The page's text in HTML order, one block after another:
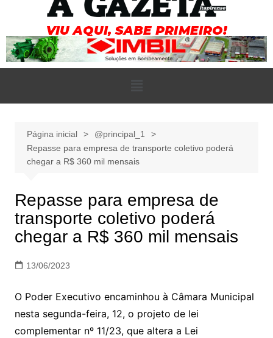
Página inicial
@principal_1
Repasse para empresa de transporte coletivo poderá
chegar a R$ 360 mil mensais
Repasse para empresa de
transporte coletivo poderá
chegar a R$ 360 mil mensais
13/06/2023
O Poder Executivo encaminhou à Câmara Municipal
nesta segunda-feira, 12, o projeto de lei
complementar nº 11/23, que altera a Lei